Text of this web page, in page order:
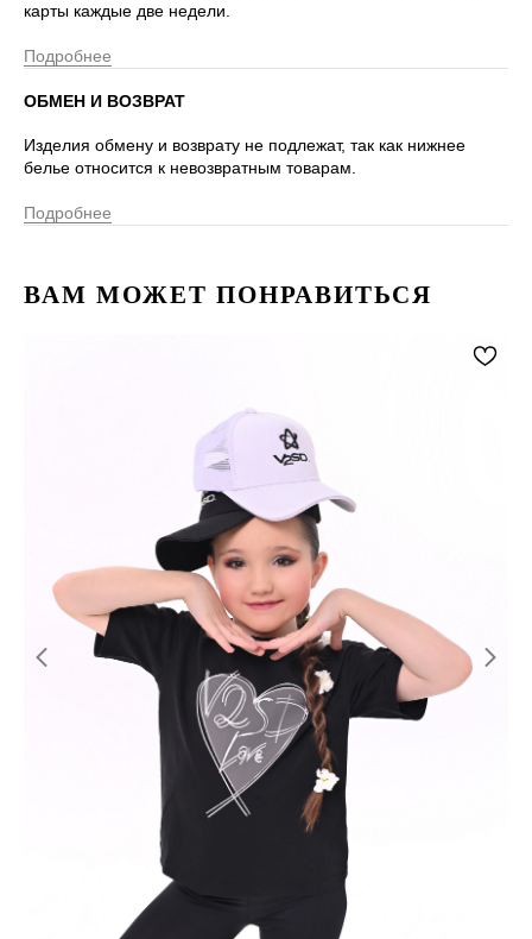
карты каждые две недели.
Подробнее
ОБМЕН И ВОЗВРАТ
Изделия обмену и возврату не подлежат, так как нижнее
белье относится к невозвратным товарам.
Подробнее
ВАМ МОЖЕТ ПОНРАВИТЬСЯ